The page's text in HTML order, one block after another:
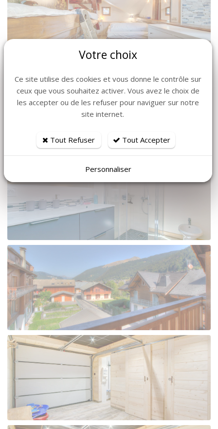
Votre choix
Ce site utilise des cookies et vous donne le contrôle sur
ceux que vous souhaitez activer. Vous avez le choix de
les accepter ou de les refuser pour naviguer sur notre
site internet.
Tout Refuser Tout Accepter
Personnaliser